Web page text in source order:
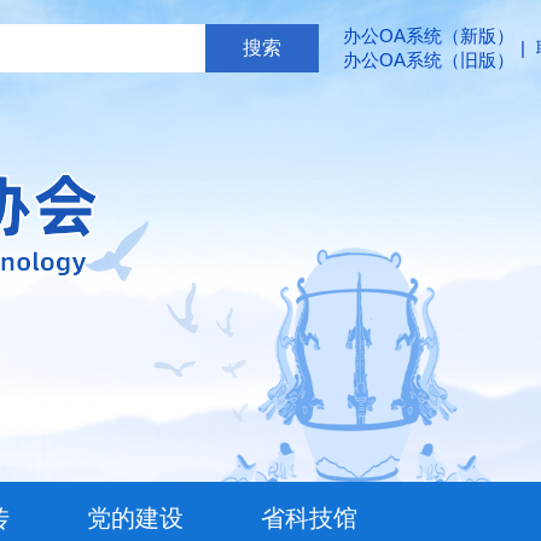
办公OA系统（新版）
办公OA系统（旧版）
|
党的建设 省科技馆